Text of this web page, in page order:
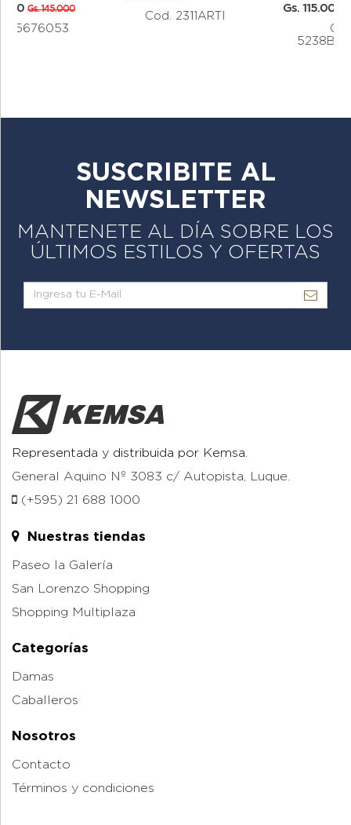
Gs. 115.000
Gs. 150.000
SUSCRIBITE AL
NEWSLETTER
MANTENETE AL DÍA SOBRE LOS
ÚLTIMOS ESTILOS Y OFERTAS
Representada y distribuida por Kemsa.
General Aquino Nº 3083 c/ Autopista, Luque.
(+595) 21 688 1000
Nuestras tiendas
Paseo la Galería
San Lorenzo Shopping
Shopping Multiplaza
Categorías
Damas
Caballeros
Nosotros
Contacto
Términos y condiciones